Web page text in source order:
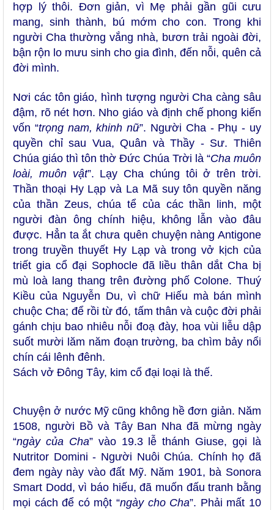
hợp lý thôi. Đơn giản, vì Mẹ phải gần gũi cưu
mang, sinh thành, bú mớm cho con. Trong khi
người Cha thường vắng nhà, bươn trải ngoài đời,
bận rộn lo mưu sinh cho gia đình, đến nỗi, quên cả
đời mình.
Nơi các tôn giáo, hình tượng người Cha càng sâu
đậm, rõ nét hơn. Nho giáo và định chế phong kiến
vốn “trọng nam, khinh nữ”. Người Cha - Phụ - uy
quyền chỉ sau Vua, Quân và Thầy - Sư. Thiên
Chúa giáo thì tôn thờ Đức Chúa Trời là “Cha muôn
loài, muôn vật”. Lạy Cha chúng tôi ở trên trời.
Thần thoại Hy Lạp và La Mã suy tôn quyền năng
của thần Zeus, chúa tể của các thần linh, một
người đàn ông chính hiệu, không lẫn vào đâu
được. Hẳn ta ắt chưa quên chuyện nàng Antigone
trong truyền thuyết Hy Lạp và trong vở kịch của
triết gia cổ đại Sophocle đã liều thân dắt Cha bị
mù loà lang thang trên đường phố Colone. Thuý
Kiều của Nguyễn Du, vì chữ Hiếu mà bán mình
chuộc Cha; để rồi từ đó, tấm thân và cuộc đời phải
gánh chịu bao nhiêu nỗi đoạ đày, hoa vùi liễu dập
suốt mười lăm năm đoạn trường, ba chìm bảy nổi
chín cái lênh đênh.
Sách vở Đông Tây, kim cổ đại loại là thế.
Chuyện ở nước Mỹ cũng không hề đơn giản. Năm
1508, người Bồ và Tây Ban Nha đã mừng ngày
“ngày của Cha” vào 19.3 lễ thánh Giuse, gọi là
Nutritor Domini - Người Nuôi Chúa. Chính họ đã
đem ngày này vào đất Mỹ. Năm 1901, bà Sonora
Smart Dodd, vì báo hiếu, đã muốn đấu tranh bằng
mọi cách để có một “ngày cho Cha”. Phải mất 10